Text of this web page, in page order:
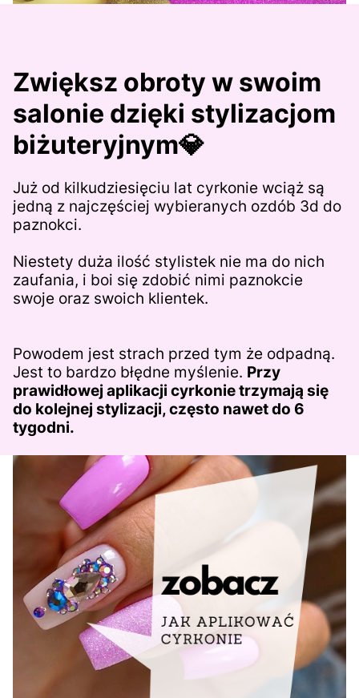
Zwiększ obroty w swoim
salonie dzięki stylizacjom
biżuteryjnym💎
Już od kilkudziesięciu lat cyrkonie wciąż są
jedną z najczęściej wybieranych ozdób 3d do
paznokci.
Niestety duża ilość stylistek nie ma do nich
zaufania, i boi się zdobić nimi paznokcie
swoje oraz swoich klientek.
Powodem jest strach przed tym że odpadną.
Jest to bardzo błędne myślenie. Przy
prawidłowej aplikacji cyrkonie trzymają się
do kolejnej stylizacji, często nawet do 6
tygodni.